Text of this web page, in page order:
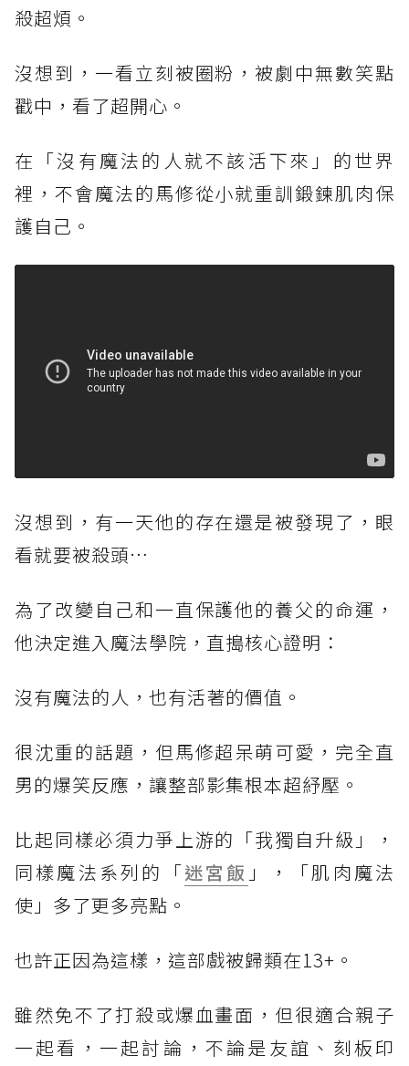
殺超煩。
沒想到，一看立刻被圈粉，被劇中無數笑點
戳中，看了超開心。
在「沒有魔法的人就不該活下來」的世界
裡，不會魔法的馬修從小就重訓鍛鍊肌肉保
護自己。
沒想到，有一天他的存在還是被發現了，眼
看就要被殺頭…
為了改變自己和一直保護他的養父的命運，
他決定進入魔法學院，直搗核心證明：
沒有魔法的人，也有活著的價值。
很沈重的話題，但馬修超呆萌可愛，完全直
男的爆笑反應，讓整部影集根本超紓壓。
比起同樣必須力爭上游的「我獨自升級」，
同樣魔法系列的「迷宮飯 」，「肌肉魔法
使」多了更多亮點。
也許正因為這樣，這部戲被歸類在13+。
雖然免不了打殺或爆血畫面，但很適合親子
一起看，一起討論，不論是友誼、刻板印